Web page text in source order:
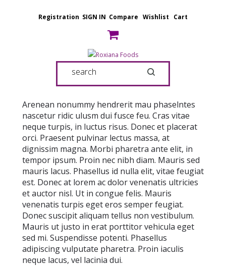
Registration SIGN IN Compare Wishlist Cart
Arenean nonummy hendrerit mau phaselntes
nascetur ridic ulusm dui fusce feu. Cras vitae
neque turpis, in luctus risus. Donec et placerat
orci. Praesent pulvinar lectus massa, at
dignissim magna. Morbi pharetra ante elit, in
tempor ipsum. Proin nec nibh diam. Mauris sed
mauris lacus. Phasellus id nulla elit, vitae feugiat
est. Donec at lorem ac dolor venenatis ultricies
et auctor nisl. Ut in congue felis. Mauris
venenatis turpis eget eros semper feugiat.
Donec suscipit aliquam tellus non vestibulum.
Mauris ut justo in erat porttitor vehicula eget
sed mi. Suspendisse potenti. Phasellus
adipiscing vulputate pharetra. Proin iaculis
neque lacus, vel lacinia dui.